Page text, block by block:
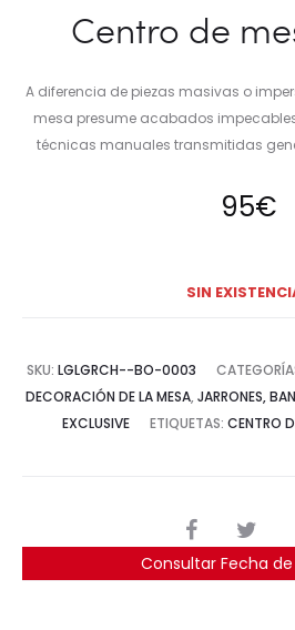
Consultar Fecha
Centro de
A diferencia de piezas masivas o
mesa presume acabados
técnicas manuales transmitidas
95€
SIN
SKU: LGLGRCH--BO-0003
DECORACIÓN DE LA MESA, JARRONES,
EXCLUSIVE
ETIQUETAS: CENTRO
COMPARTIR